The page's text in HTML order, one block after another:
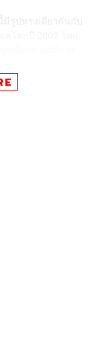
รูปทรงเดียวกันกับ
บย้อนยุคและ
ชื่นชอบความย้อนยุค⁣